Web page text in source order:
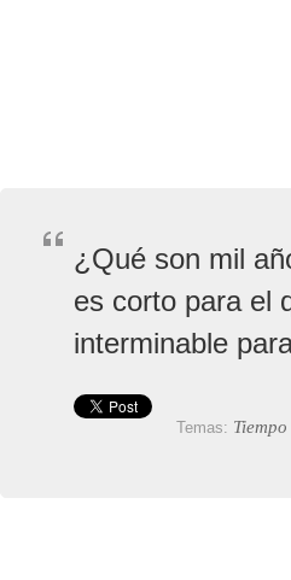
¿Qué son mil
es corto para el
interminable
Temas: Tiempo